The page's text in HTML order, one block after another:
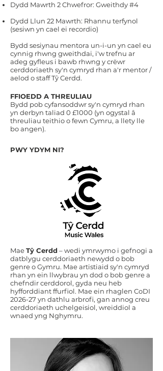
Dydd Mawrth 2 Chwefror: Gweithdy #4
Dydd Llun 22 Mawrth: Rhannu terfynol
(sesiwn yn cael ei recordio)
Bydd sesiynau mentora un-i-un yn cael eu
cynnig rhwng gweithdai, i'w trefnu ar
adeg gyfleus i bawb rhwng y crëwr
cerddoriaeth sy'n cymryd rhan a'r mentor /
aelod o staff Tŷ Cerdd.
FFIOEDD A THREULIAU
Bydd pob cyfansoddwr sy'n cymryd rhan
yn derbyn taliad 0 £1000 (yn ogystal â
threuliau teithio o fewn Cymru, a llety lle
bo angen).
PWY YDYM NI?
MaeTŷ Cerdd – wedi ymrwymo i gefnogi a
datblygu cerddoriaeth newydd o bob
genre o Gymru. Mae artistiaid sy'n cymryd
rhan yn ein llwybrau yn dod o bob genre a
chefndir cerddorol, gyda neu heb
hyfforddiant ffurfiol. Mae ein rhaglen CoDI
2026-27 yn dathlu arbrofi, gan annog creu
cerddoriaeth uchelgeisiol, wreiddiol a
wnaed yng Nghymru.